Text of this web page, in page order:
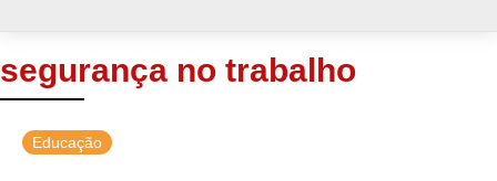
segurança no trabalho
Educação